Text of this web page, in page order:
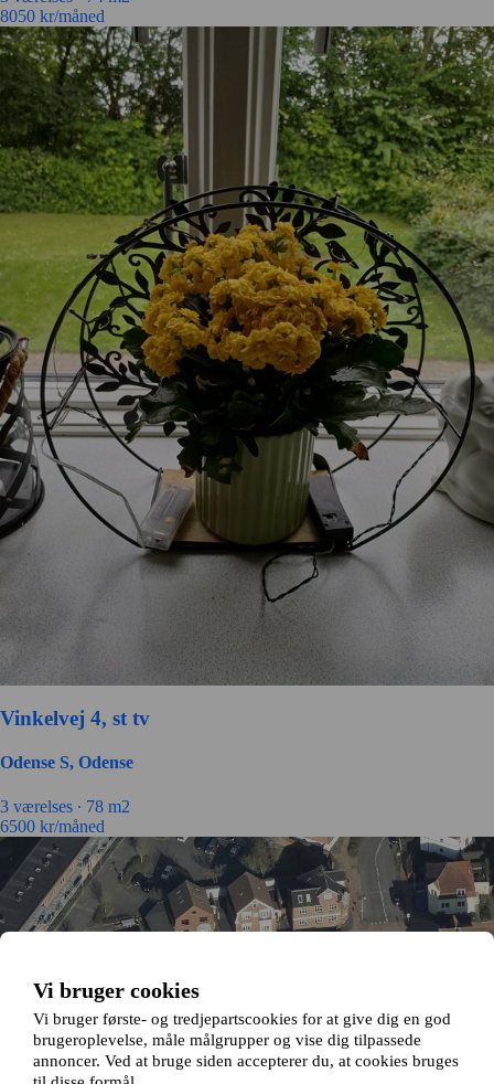
Vi bruger cookies
Vi bruger første- og tredjepartscookies for at give dig en god
brugeroplevelse, måle målgrupper og vise dig tilpassede
annoncer. Ved at bruge siden accepterer du, at cookies bruges
8050 kr/måned
Vinkelvej 4, st tv
Odense S, Odense
3 værelses ∙ 78 m2
6500 kr/måned